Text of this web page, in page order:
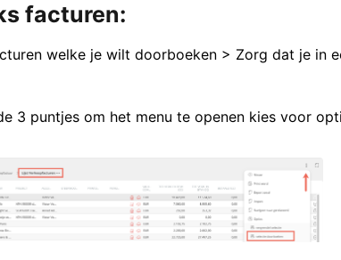
facturen:
welke je wilt doorboeken > Zorg dat je in
3 puntjes om het menu te openen kies voor